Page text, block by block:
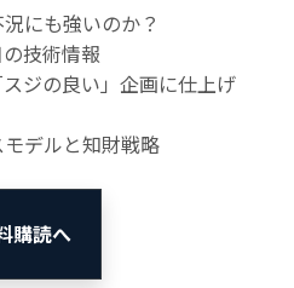
にも強いのか？
技術情報
ジの良い」企画に仕上げ
デルと知財戦略
購読へ